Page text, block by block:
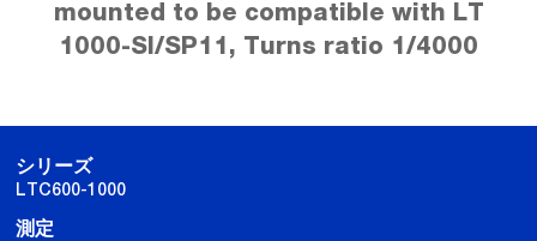
mounted to be compatible with LT
1000-SI/SP11, Turns ratio 1/4000
シリーズ
LTC600-1000
測定